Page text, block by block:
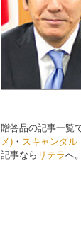
贈答品の記事一覧
メ) ・ スキャンダル
記事なら リテラへ。